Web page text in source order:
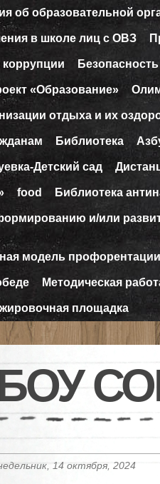
об образовательной
в школе лиц с ОВЗ
коррупции Безопасность
«Образование»
отдыха и их
Библиотека
Детский сад
food Библиотека
и/или
модель
Методическая
площадка
14 октября, 2024